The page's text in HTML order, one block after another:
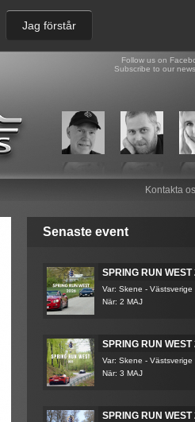
Jag förstår
Follow us on
Subscribe to our
Kontakta
Senaste event
SPRING RUN WEST
Var: Skene - Västsverige
När: 2 MAJ
SPRING RUN WEST
Var: Skene - Västsverige
När: 3 MAJ
SPRING RUN WEST